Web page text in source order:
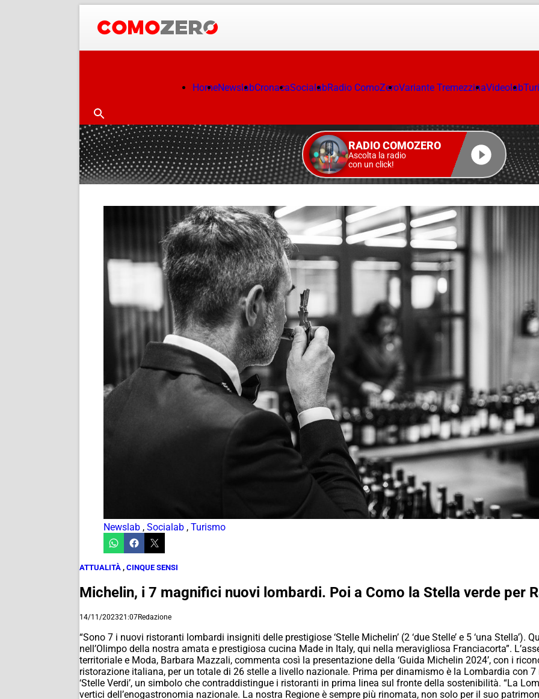
HomeNewslabCronacaSocialabRadio ComoZeroVariante TremezzinaVideolab
RADIO COMOZERO
Ascolta la radio
con un click!
Newslab , Socialab , Turismo
ATTUALITÀ , CINQUE SENSI
Michelin, i 7 magnifici nuovi lombardi. Poi a Como la Stella verde per
14/11/202321:07Redazione
“Sono 7 i nuovi ristoranti lombardi insigniti delle prestigiose ‘Stelle Michelin’ (2 ‘due Stelle’ e 5 ‘una Stella’).
nell’Olimpo della nostra amata e prestigiosa cucina Made in Italy, qui nella meravigliosa Franciacorta”.
territoriale e Moda, Barbara Mazzali, commenta così la presentazione della ‘Guida Michelin 2024’, con i
ristorazione italiana, per un totale di 26 stelle a livello nazionale. Prima per dinamismo è la Lombardia con 7
‘Stelle Verdi’, un simbolo che contraddistingue i ristoranti in prima linea sul fronte della sostenibilità. “La
vertici dell’enogastronomia nazionale. La nostra Regione è sempre più rinomata, non solo per il suo